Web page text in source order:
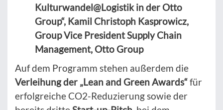
Kulturwandel@Logistik in der Otto
Group“, Kamil Christoph Kasprowicz,
Group Vice President Supply Chain
Management, Otto Group
Auf dem Programm stehen außerdem die
Verleihung der „Lean and Green Awards“für
erfolgreiche CO2-Reduzierung sowie der